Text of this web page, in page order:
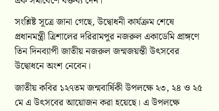
সংশ্লিষ্ট সূত্রে জানা গেছে, উদ্বোধনী কার্যক্রম শেষে
প্রধানমন্ত্রী ত্রিশালের দরিরামপুর নজরুল একাডেমি প্রাঙ্গণে
তিন দিনব্যাপী জাতীয় নজরুল জন্মজয়ন্তী উৎসবের
উদ্বোধনে অংশ নেবেন।
জাতীয় কবির ১২৭তম জন্মবার্ষিকী উপলক্ষে ২৩, ২৪ ও ২৫
মে এ উৎসবের আয়োজন করা হয়েছে। এ উপলক্ষে